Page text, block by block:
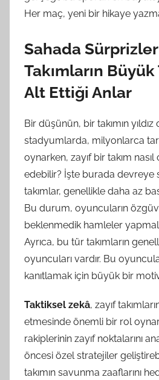
Her maç, yeni bir hikaye
Sahada
Takımların Büyük
Alt Ettiği Anlar
Bir düşünün, bir takımın
stadyumlarda, milyonlarca
oynarken, zayıf bir takım
edebilir? İşte burada devreye
takımlar, genellikle daha az
Bu durum, oyuncuların
beklenmedik hamleler
Ayrıca, bu tür takımların
oyuncuları vardır. Bu
kanıtlamak için büyük bir
Taktiksel zekâ, zayıf
etmesinde önemli bir rol
rakiplerinin zayıf noktalarını
öncesi özel stratejiler
takımın savunma zaaflarını